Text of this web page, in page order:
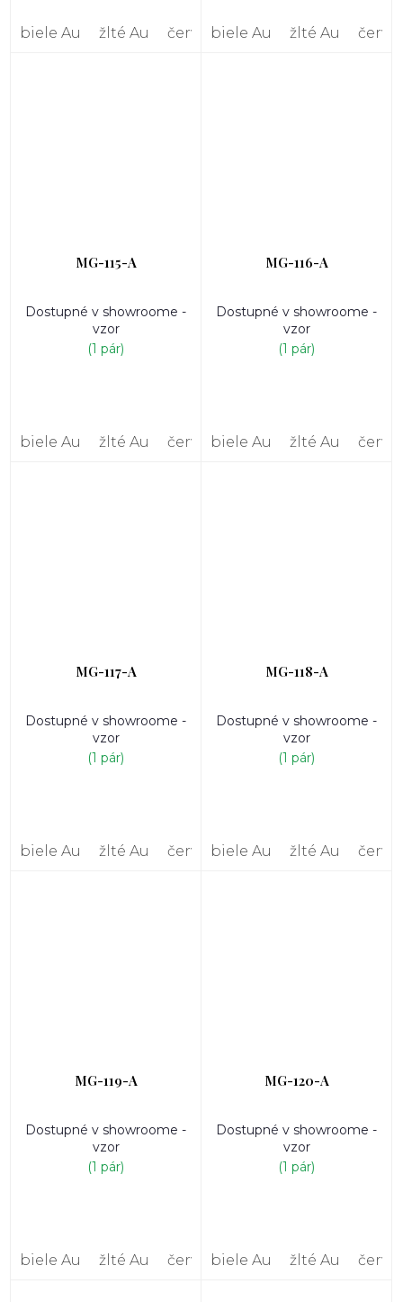
biele Au žlté Au červené Au
biele Au žlté Au
MG-115-A
Dostupné v showroome -
vzor
(1 pár)
biele Au žlté Au červené Au
MG-116-A
Dostupné v showroome -
vzor
(1 pár)
biele Au žlté Au
MG-117-A
Dostupné v showroome -
vzor
(1 pár)
biele Au žlté Au červené Au
MG-118-A
Dostupné v showroome -
vzor
(1 pár)
biele Au žlté Au
MG-119-A
Dostupné v showroome -
vzor
(1 pár)
biele Au žlté Au červené Au
MG-120-A
Dostupné v showroome -
vzor
(1 pár)
biele Au žlté Au